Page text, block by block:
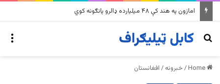
امازون په هند کې ۴۸ میلیارده ډالرو پانګونه کوي
Search for
/خبرونه / افغانستان